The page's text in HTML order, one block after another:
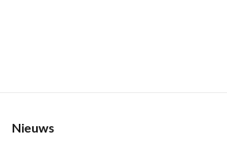
Nieuws